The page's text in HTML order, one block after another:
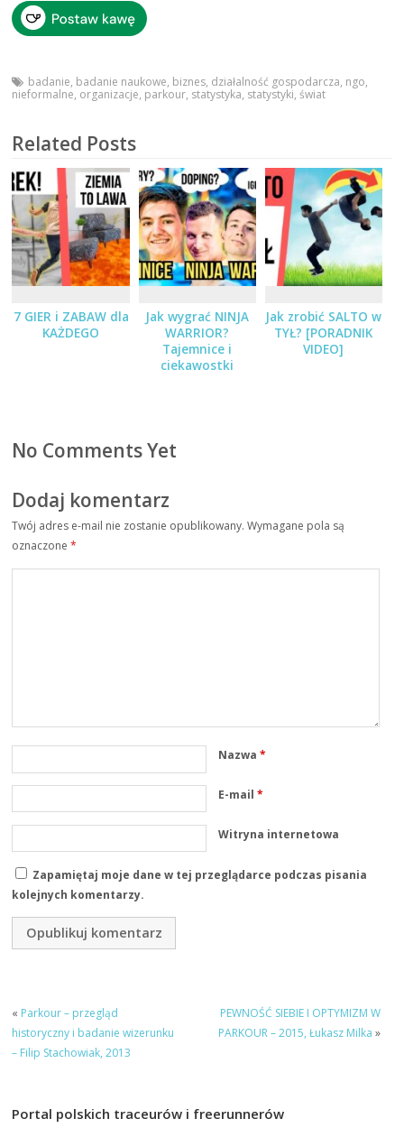
badanie, badanie naukowe, biznes, działalność gospodarcza, ngo,
nieformalne, organizacje, parkour, statystyka, statystyki,świat
Related Posts
7 GIER i ZABAW dla
KAŻDEGO
Jak wygrać NINJA
WARRIOR?
Tajemnice i
ciekawostki
Jak zrobić SALTO w
TYŁ? [PORADNIK
VIDEO]
No Comments Yet
Dodaj komentarz
Twój adres e-mail nie zostanie opublikowany. Wymagane pola są
oznaczone*
Nazwa*
E-mail*
Witryna internetowa
Zapamiętaj moje dane w tej przeglądarce podczas pisania
kolejnych komentarzy.
« Parkour – przegląd
historyczny i badanie wizerunku
– Filip Stachowiak, 2013
PEWNOŚĆ SIEBIE I OPTYMIZM W
PARKOUR – 2015, Łukasz Milka »
Portal polskich traceurów i freerunnerów